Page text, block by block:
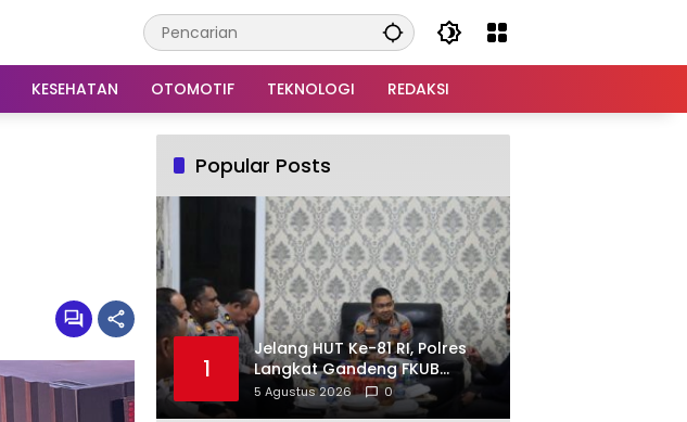
KESEHATAN OTOMOTIF TEKNOLOGI REDAKSI
Popular Posts
1
Jelang HUT Ke-81 RI, Polres
Langkat Gandeng FKUB
Perkuat Kerukunan dan
Kamtibmas
5 Agustus 2026 0